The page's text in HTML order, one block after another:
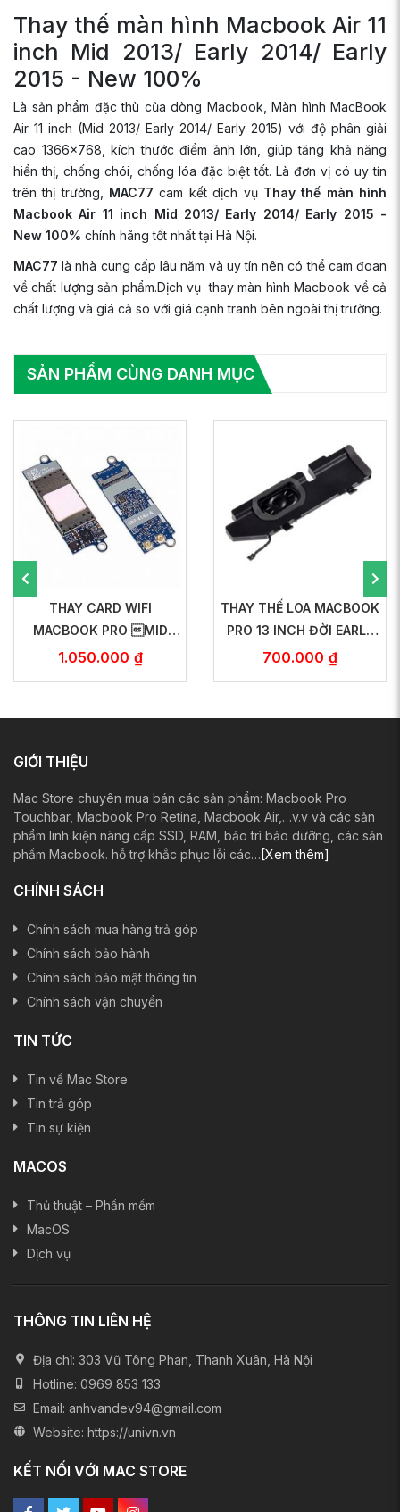
Thay thế màn hình Macbook Air 11
inch Mid 2013/ Early 2014/ Early
2015 - New 100%
Là sản phẩm đặc thù của dòng Macbook, Màn hình MacBook
Air 11 inch (Mid 2013/ Early 2014/ Early 2015) với độ phân giải
cao 1366x768, kích thước điểm ảnh lớn, giúp tăng khả năng
hiển thị, chống chói, chống lóa đặc biệt tốt. Là đơn vị có uy tín
trên thị trường, MAC77 cam kết dịch vụ Thay thế màn hình
Macbook Air 11 inch Mid 2013/ Early 2014/ Early 2015 -
New 100% chính hãng tốt nhất tại Hà Nội.
MAC77 là nhà cung cấp lâu năm và uy tín nên có thể cam đoan
về chất lượng sản phẩm.Dịch vụ thay màn hình Macbook về cả
chất lượng và giá cả so với giá cạnh tranh bên ngoài thị trường.
SẢN PHẨM CÙNG DANH MỤC
THAY CARD WIFI
MACBOOK PRO MID
2009 – MID 2012
1.050.000 ₫
THAY THẾ LOA MACBOOK
PRO 13 INCH ĐỜI EARLY
2011 ĐẾN MID 2012
700.000 ₫
GIỚI THIỆU
Mac Store chuyên mua bán các sản phẩm: Macbook Pro
Touchbar, Macbook Pro Retina, Macbook Air,…v.v và các sản
phẩm linh kiện nâng cấp SSD, RAM, bảo trì bảo dưỡng, các sản
phẩm Macbook. hỗ trợ khắc phục lỗi các… [Xem thêm]
CHÍNH SÁCH
Chính sách mua hàng trả góp
Chính sách bảo hành
Chính sách bảo mật thông tin
Chính sách vận chuyển
TIN TỨC
Tin về Mac Store
Tin trả góp
Tin sự kiện
MACOS
Thủ thuật – Phần mềm
MacOS
Dịch vụ
THÔNG TIN LIÊN HỆ
Địa chỉ: 303 Vũ Tông Phan, Thanh Xuân, Hà Nội
Hotline: 0969 853 133
Email: anhvandev94@gmail.com
Website: https://univn.vn
KẾT NỐI VỚI MAC STORE